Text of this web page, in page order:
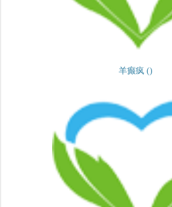
羊癫疯 ()